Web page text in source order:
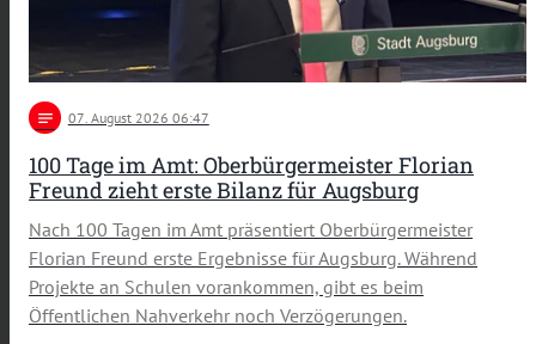
notes 07 . August 2026 06:47
100 Tage im Amt: Oberbürgermeister Florian
Freund zieht erste Bilanz für Augsburg
Nach 100 Tagen im Amt präsentiert Oberbürgermeister
Florian Freund erste Ergebnisse für Augsburg. Während
Projekte an Schulen vorankommen, gibt es beim
Öffentlichen Nahverkehr noch Verzögerungen.